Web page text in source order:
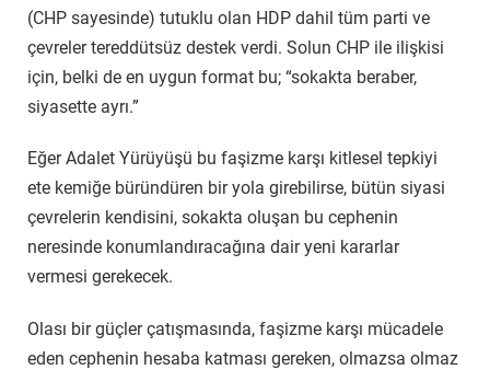
(CHP sayesinde) tutuklu olan HDP dahil tüm parti ve
çevreler tereddütsüz destek verdi. Solun CHP ile ilişkisi
için, belki de en uygun format bu; “sokakta beraber,
siyasette ayrı.”
Eğer Adalet Yürüyüşü bu faşizme karşı kitlesel tepkiyi
ete kemiğe büründüren bir yola girebilirse, bütün siyasi
çevrelerin kendisini, sokakta oluşan bu cephenin
neresinde konumlandıracağına dair yeni kararlar
vermesi gerekecek.
Olası bir güçler çatışmasında, faşizme karşı mücadele
eden cephenin hesaba katması gereken, olmazsa olmaz